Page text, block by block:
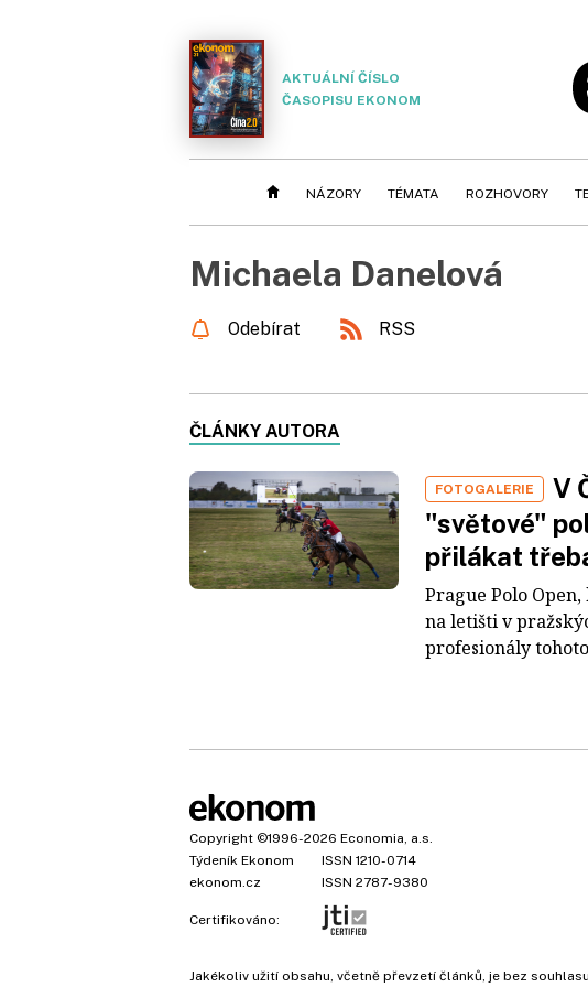
AKTUÁLNÍ ČÍSLO
ČASOPISU EKONOM
NÁZORY TÉMATA ROZHOVORY
Michaela Danelová
Odebírat RSS
ČLÁNKY AUTORA
FOTOGALERIE
V
"světové"
přilákat
Prague Polo
na letišti v
profesionály
Copyright ©1996-2026 Economia, a.s.
Týdeník Ekonom
ISSN 1210-0714
ekonom.cz
ISSN 2787-9380
Certifikováno:
Jakékoliv užití obsahu, včetně převzetí článků, je bez